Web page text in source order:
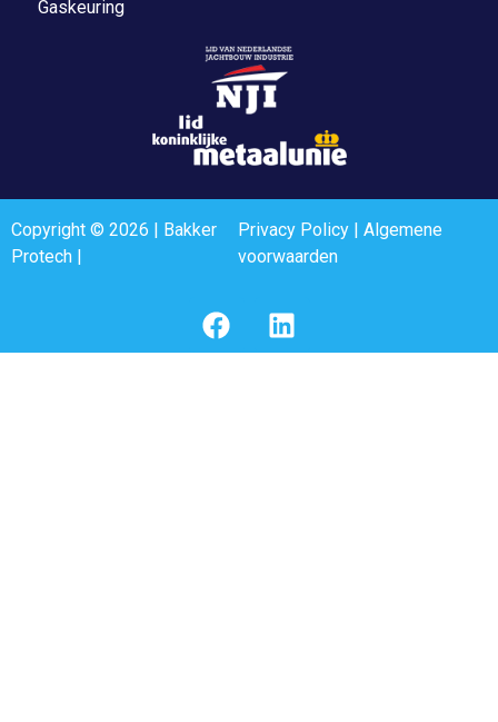
Gaskeuring
Copyright © 2026 | Bakker
Protech |
Privacy Policy| Algemene
voorwaarden